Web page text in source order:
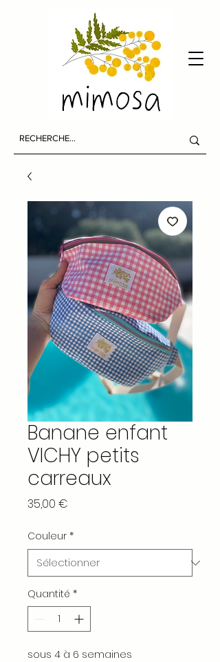
Banane enfant
VICHY petits
carreaux
35,00 €
Couleur *
Quantité *
sous 4 à 6 semaines